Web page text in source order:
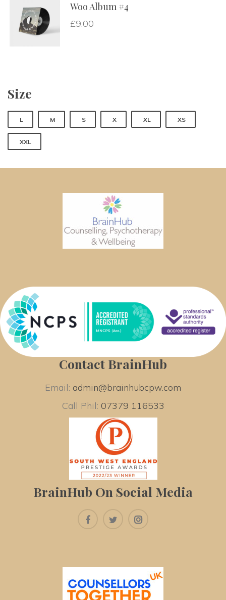
Woo Album #4
£9.00
Size
L M S X XL XS
XXL
Contact BrainHub
Email: admin@brainhubcpw.com
Call Phil: 07379 116533
BrainHub On Social Media